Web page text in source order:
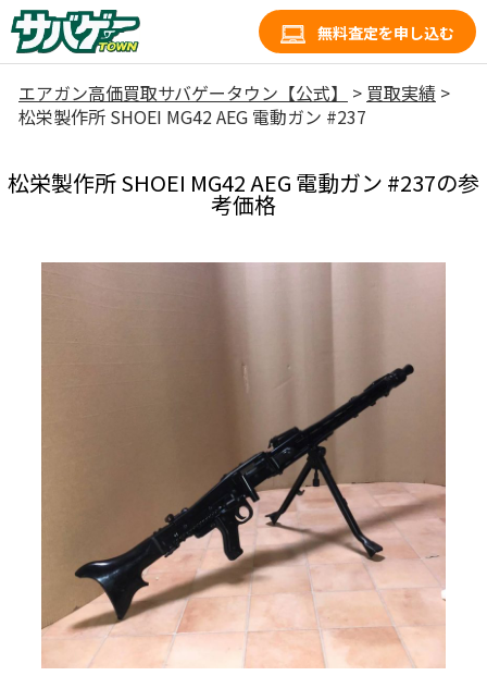
無料査定を申し込む
エアガン高価買取サバゲータウン【公式】 > 買取実績 >
松栄製作所 SHOEI MG42 AEG 電動ガン #237
松栄製作所 SHOEI MG42 AEG 電動ガン #237の参
考価格